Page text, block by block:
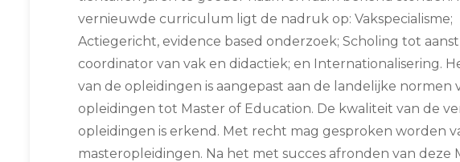
vernieuwde curriculum ligt de nadruk op: Vakspecialisme;
Actiegericht, evidence based onderzoek; Scholing tot
coordinator van vak en didactiek; en Internationalisering.
van de opleidingen is aangepast aan de landelijke normen
opleidingen tot Master of Education. De kwaliteit van de
opleidingen is erkend. Met recht mag gesproken worden
masteropleidingen. Na het met succes afronden van deze